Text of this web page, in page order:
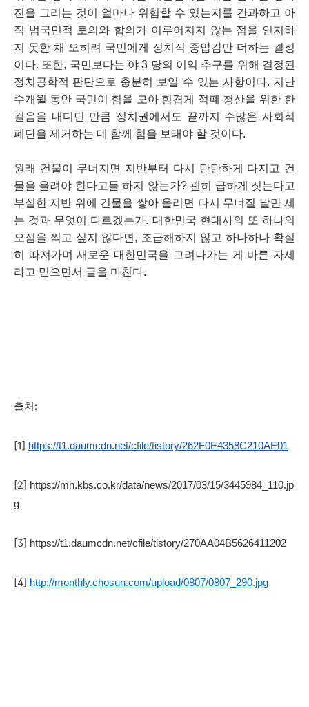
진을 그리는 것이 얼마나 위험할 수 있는지를 간과하고 아
직 범국민적 토의와 합의가 이루어지지 않는 점을 인지하
지 못한 채 오히려 국민에게 정치적 중압감만 더하는 결정
이다. 또한, 국민보다는 야 3 당의 이익 추구를 위해 결정된
정치공학적 판단으로 충분히 보일 수 있는 사항이다. 지난
수개월 동안 국민이 힘을 모아 힘겹게 적폐 청산을 위한 한
걸음을 내디딘 만큼 정치권에서도 끝까지 수많은 사회적
폐단을 제거하는 데 함께 힘을 보태야 할 것이다.
원래 건물이 무너지면 지반부터 다시 탄탄하게 다지고 건
물을 올려야 한다고들 하지 않는가? 괜히 급하게 짓는다고
부실한 지반 위에 건물을 쌓아 올리면 다시 무너질 날만 세
는 것과 무엇이 다르겠는가. 대한민국 현대사의 또 하나의
오점을 찍고 싶지 않다면, 조급해하지 않고 하나하나 확실
히 따져가며 새로운 대한민국을 그려나가는 게 바른 자세
라고 믿으면서 글을 마친다.
출처:
[1] https://t1.daumcdn.net/cfile/tistory/262F0E4358C210AE01
[2] https://mn.kbs.co.kr/data/news/2017/03/15/3445984_110.jp
g
[3] https://t1.daumcdn.net/cfile/tistory/270AA04B5626411202
[4] http://monthly.chosun.com/upload/0807/0807_290.jpg